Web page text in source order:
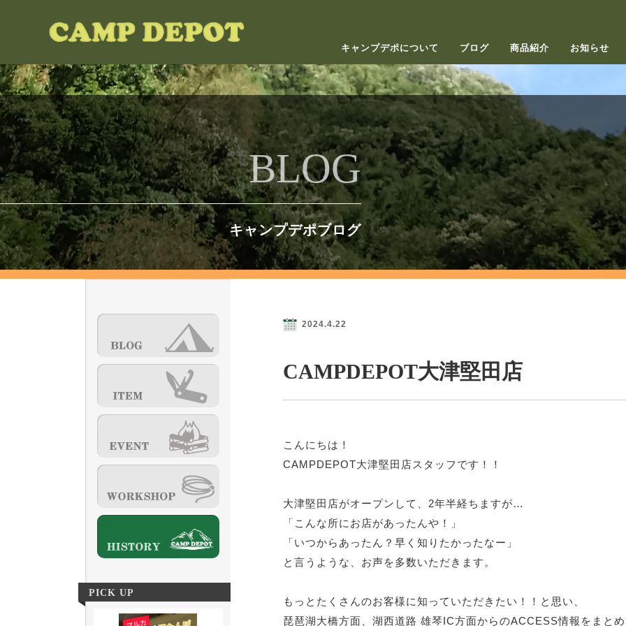
キャンプデポについて ブログ 商品紹介 お知らせ
BLOG
キャンプデポブログ
2024.4.22
CAMPDEPOT大津堅田店
こんにちは！
CAMPDEPOT大津堅田店スタッフです！！
大津堅田店がオープンして、2年半経ちますが…
「こんな所にお店があったんや！」
「いつからあったん？早く知りたかったなー」
と言うような、お声を多数いただきます。
もっとたくさんのお客様に知っていただきたい！！と思い、
琵琶湖大橋方面、湖西道路 雄琴IC方面からのACCESS情報をまとめ
PICK UP